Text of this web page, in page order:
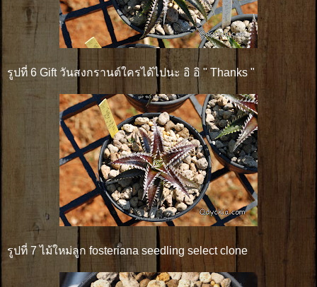
รูปที่ 6 Gift วันสงกรานต์ใครได้ไปนะ อิ อิ " Thanks "
รูปที่ 7 ไม้ใหม่ลูก fosteriana seedling select clone